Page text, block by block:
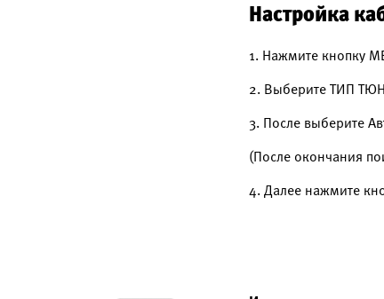
Настройка
1. Нажмите кнопку
2. Выберите ТИП
3. После выберите
(После окончания
4. Далее нажмите